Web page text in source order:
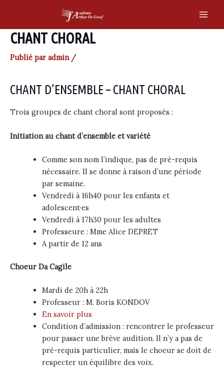
content
CHANT CHORAL
Publié par admin /
CHANT D’ENSEMBLE – CHANT CHORAL
Trois groupes de chant choral sont proposés :
Initiation au chant d’ensemble et variété
Comme son nom l’indique, pas de pré-requis
nécessaire. Il se donne à raison d’une période
par semaine.
Vendredi à 16h40 pour les enfants et
adolescent·es
Vendredi à 17h30 pour les adultes
Professeure : Mme Alice DEPRET
A partir de 12 ans
Choeur Da Cagile
Mardi de 20h à 22h
Professeur : M. Boris KONDOV
En savoir plus
Condition d’admission : rencontrer le professeur
pour passer une brève audition. Il n’y a pas de
pré-requis particulier, mais le choeur se doit de
respecter un équilibre des voix.